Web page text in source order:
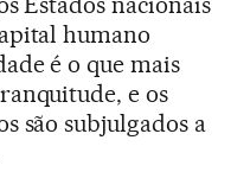
humano
é o que mais
e os
são subjulgados a